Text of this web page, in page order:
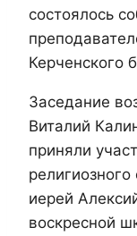
состоялось
Керченского
Заседание
Виталий
приняли
иерей
воскресной